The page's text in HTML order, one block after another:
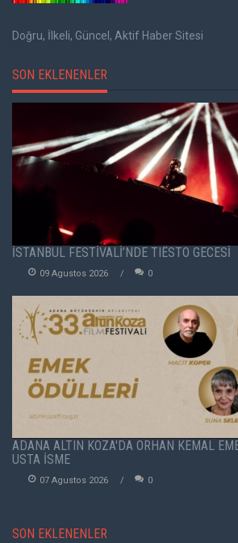
Doğru, İlkeli, Güncel, Aktif Haber Sitesi
SON EKLENENLER
İSTANBUL FESTİVALİ’NDE TIËSTO GECESİ
09 Agustos 2026 0
ADANA ALTIN KOZA'DA ORHAN KEMAL
USTA İSME
07 Agustos 2026 0
SON EKLENENLER